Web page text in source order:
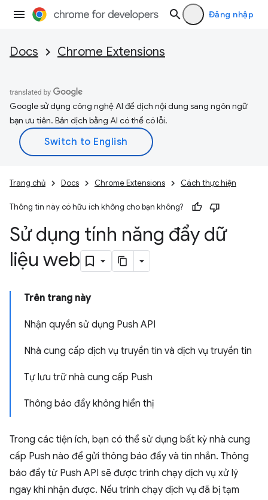
Đăng nhập
Docs Chrome Extensions
Google sử dụng công nghệ AI để dịch nội dung sang ngôn ngữ
bạn ưu tiên. Bản dịch bằng AI có thể có lỗi.
Trang chủ Docs Chrome Extensions Cách thực hiện
Thông tin này có hữu ích không cho bạn không?
Sử dụng tính năng đẩy dữ
liệu web
Trên trang này
Nhận quyền sử dụng Push API
Nhà cung cấp dịch vụ truyền tin và dịch vụ truyền tin
Tự lưu trữ nhà cung cấp Push
Thông báo đẩy không hiển thị
Trong các tiện ích, bạn có thể sử dụng bất kỳ nhà cung
cấp Push nào để gửi thông báo đẩy và tin nhắn. Thông
báo đẩy từ Push API sẽ được trình chạy dịch vụ xử lý
ngay khi nhận được. Nếu trình chạy dịch vụ đã bị tạm